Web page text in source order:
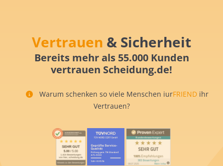
Vertrauen & Sicherheit
Bereits mehr als 55.000 Kunden
vertrauen Scheidung.de!
Warum schenken so viele Menschen iurFRIEND ihr
Vertrauen?